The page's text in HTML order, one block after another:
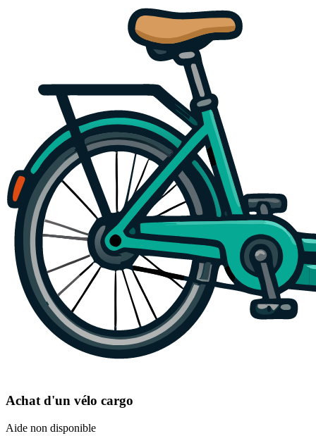
Achat d'un vélo cargo
Aide non disponible